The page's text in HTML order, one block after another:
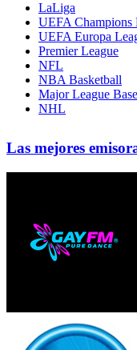
LaLiga
UEFA Champions
UEFA Europa
Premier League
NFL
NBA Basketball
Major League
NHL
Las mejores